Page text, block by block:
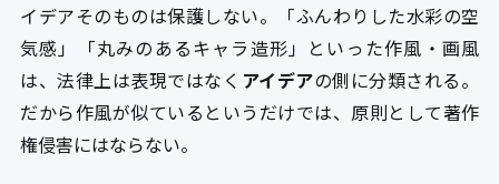
イデアそのものは保護しない。「ふんわりした水彩の空
気感」「丸みのあるキャラ造形」といった作風・画風
は、法律上は表現ではなく アイデアの側に分類される。
だから作風が似ているというだけでは、原則として著作
権侵害にはならない。